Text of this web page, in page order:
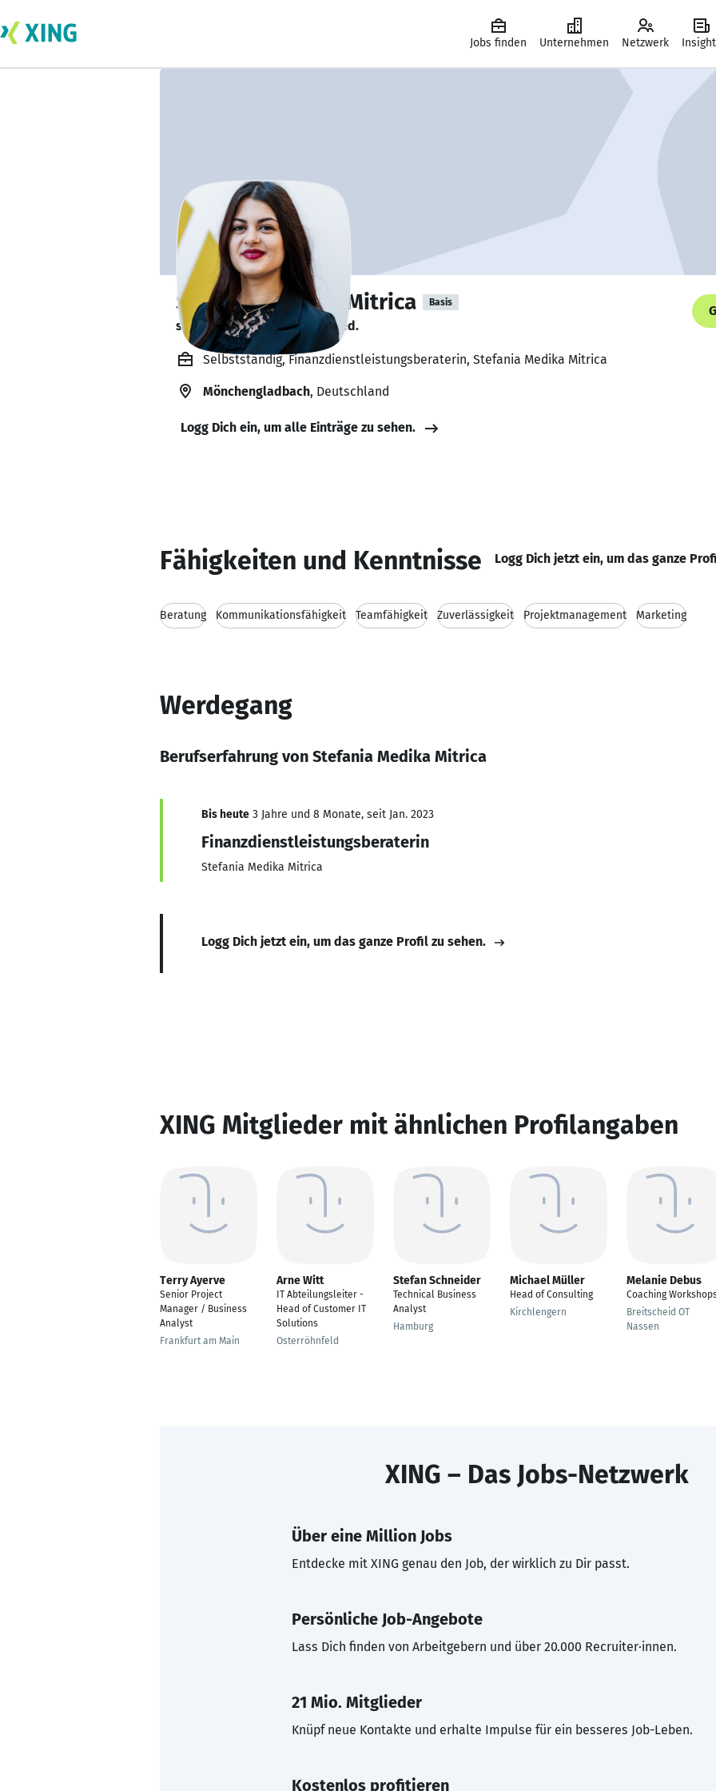
Jobs finden Unternehmen Netzwerk
Stefania Medika Mitrica Basis
sucht ein neues Team-Mitglied.
Selbstständig, Finanzdienstleistungsberaterin, Stefania Medika Mitrica
Mönchengladbach, Deutschland
Logg Dich ein, um alle Einträge zu sehen.
Fähigkeiten und Kenntnisse Logg Dich jetzt ein, um das ganze
Beratung Kommunikationsfähigkeit Teamfähigkeit Zuverlässigkeit Projektmanagement Marketing
Werdegang
Berufserfahrung von Stefania Medika Mitrica
Bis heute 3 Jahre und 8 Monate, seit Jan. 2023
Finanzdienstleistungsberaterin
Stefania Medika Mitrica
Logg Dich jetzt ein, um das ganze Profil zu sehen.
XING Mitglieder mit ähnlichen Profilangaben
Terry Ayerve
Senior Project
Manager / Business
Analyst
Frankfurt am Main
Arne Witt
IT Abteilungsleiter -
Head of Customer IT
Solutions
Osterröhnfeld
Stefan Schneider
Technical Business
Analyst
Hamburg
Michael Müller
Head of Consulting
Kirchlengern
Melanie Debus
Coaching
Breitscheid OT
Nassen
XING – Das Jobs-Netzwerk
Über eine Million Jobs
Entdecke mit XING genau den Job, der wirklich zu Dir passt.
Persönliche Job-Angebote
Lass Dich finden von Arbeitgebern und über 20.000 Recruiter·innen.
21 Mio. Mitglieder
Knüpf neue Kontakte und erhalte Impulse für ein besseres Job-Leben.
Kostenlos profitieren